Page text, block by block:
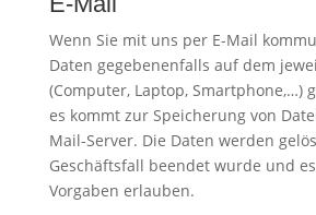
Wenn Sie mit uns per E-Mail
Daten gegebenenfalls auf dem
(Computer, Laptop, Smartphone,…)
es kommt zur Speicherung von
Mail-Server. Die Daten werden
Geschäftsfall beendet wurde und
Vorgaben erlauben.